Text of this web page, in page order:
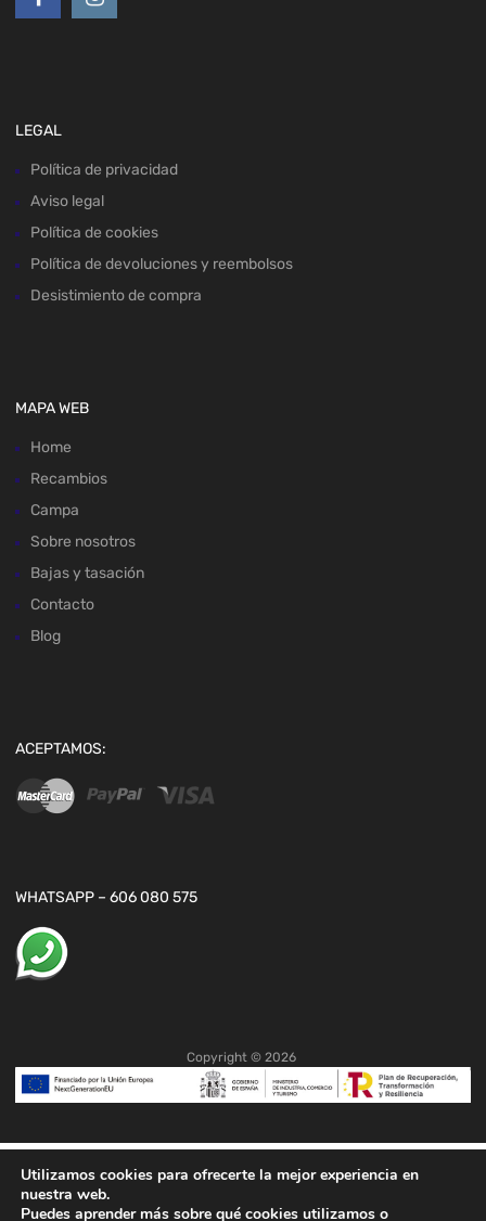
LEGAL
Política de privacidad
Aviso legal
Política de cookies
Política de devoluciones y reembolsos
Desistimiento de compra
MAPA WEB
Home
Recambios
Campa
Sobre nosotros
Bajas y tasación
Contacto
Blog
ACEPTAMOS:
WHATSAPP – 606 080 575
Copyright © 2026
Utilizamos cookies para ofrecerte la mejor experiencia en
nuestra web.
Puedes aprender más sobre qué cookies utilizamos o